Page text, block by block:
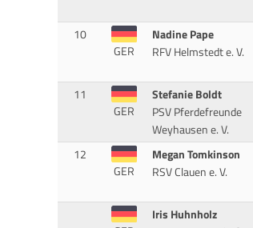
10
GER
Nadine Pape
RFV Helmstedt e. V.
11
GER
Stefanie Boldt
PSV Pferdefreunde
Weyhausen e. V.
12
GER
Megan Tomkinson
RSV Clauen e. V.
Iris Huhnholz